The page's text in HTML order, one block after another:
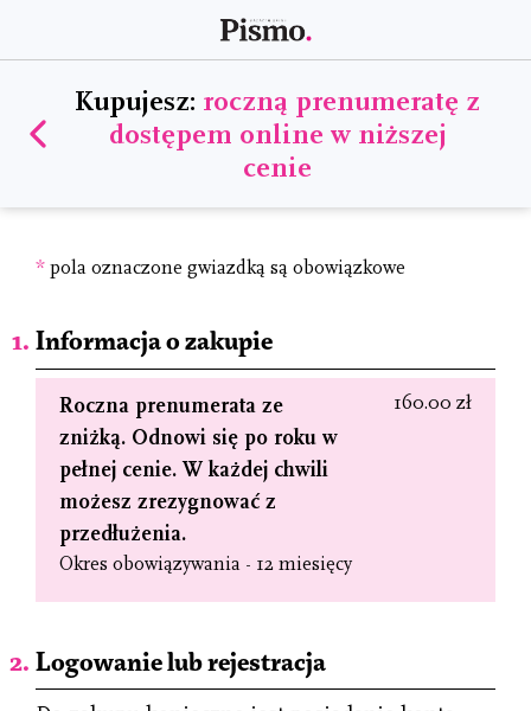
Kupujesz: roczną prenumeratę z
dostępem online w niższej
cenie
* pola oznaczone gwiazdką są obowiązkowe
Informacja o zakupie
Roczna prenumerata ze
zniżką. Odnowi się po roku w
pełnej cenie. W każdej chwili
możesz zrezygnować z
przedłużenia.
160.00 zł
Okres obowiązywania - 12 miesięcy
Logowanie lub rejestracja